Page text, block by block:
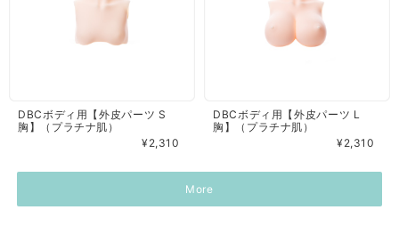
DBCボディ用【外皮パーツ S
胸】（プラチナ肌）
¥2,310
DBCボディ用【外皮パーツ L
胸】（プラチナ肌）
¥2,310
More